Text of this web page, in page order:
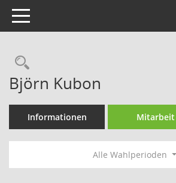
Toggle navigation
Rechercheauswahl
Björn Kubon
Informationen Mitarbeit
Alle Wahlperioden